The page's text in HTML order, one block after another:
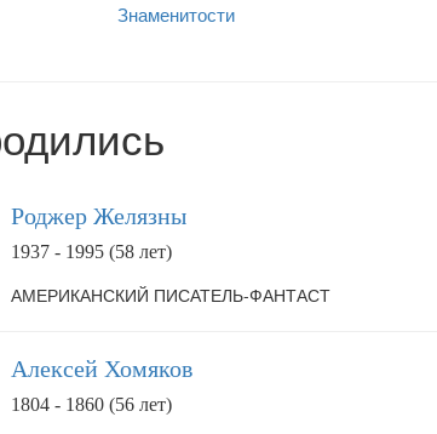
Знаменитости
Роджер Желязны
1937 - 1995 (58 лет)
АМЕРИКАНСКИЙ ПИСАТЕЛЬ-ФАНТАСТ
Алексей Хомяков
1804 - 1860 (56 лет)